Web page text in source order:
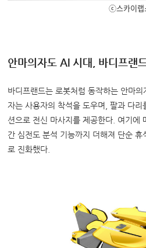
ⓒ스카이랩
안마의자도 AI 시대, 바디프랜
바디프랜드는 로봇처럼 동작하는 안마의
자는 사용자의 착석을 도우며, 팔과 다리
션으로 전신 마사지를 제공한다. 여기에
간 심전도 분석 기능까지 더해져 단순 휴
로 진화했다.